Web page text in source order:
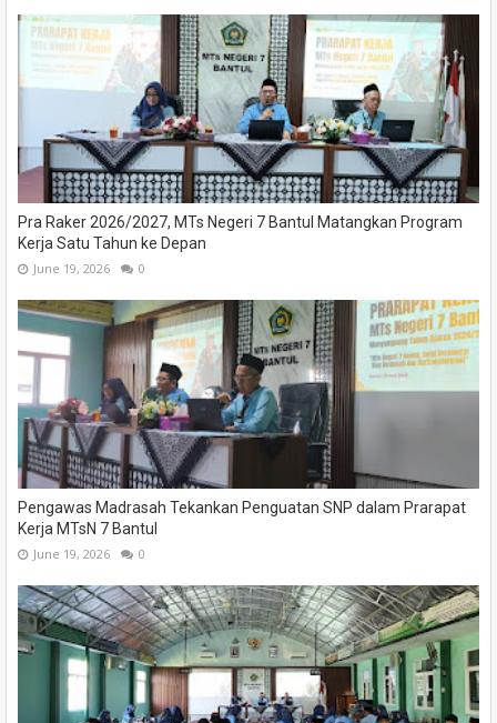
Pra Raker 2026/2027, MTs Negeri 7 Bantul Matangkan Program
Kerja Satu Tahun ke Depan
June 19, 2026 0
Pengawas Madrasah Tekankan Penguatan SNP dalam Prarapat
Kerja MTsN 7 Bantul
June 19, 2026 0